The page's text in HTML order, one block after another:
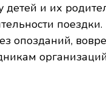
и их
опозданий,